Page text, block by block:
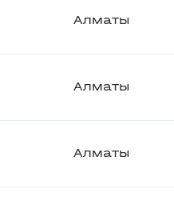
Алматы
Алматы
Алматы